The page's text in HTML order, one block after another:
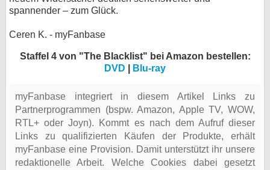
spannender – zum Glück.
Ceren K. - myFanbase
Staffel 4 von "The Blacklist" bei Amazon bestellen:
DVD
Blu-ray
myFanbase integriert in diesem Artikel Links zu
Partnerprogrammen (bspw. Amazon, Apple TV, WOW,
RTL+ oder Joyn). Kommt es nach dem Aufruf dieser
Links zu qualifizierten Käufen der Produkte, erhält
myFanbase eine Provision. Damit unterstützt ihr unsere
redaktionelle Arbeit. Welche Cookies dabei gesetzt